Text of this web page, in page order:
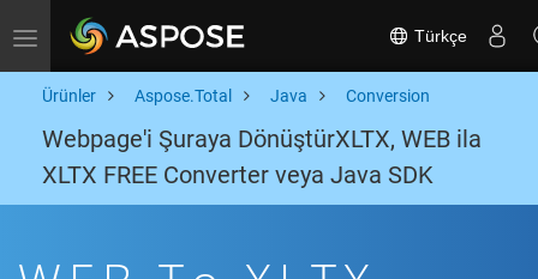
Toggle navigation Türkçe
Ürünler Aspose.Total Java Conversion
Webpage'i Şuraya DönüştürXLTX, WEB ila
XLTX FREE Converter veya Java SDK